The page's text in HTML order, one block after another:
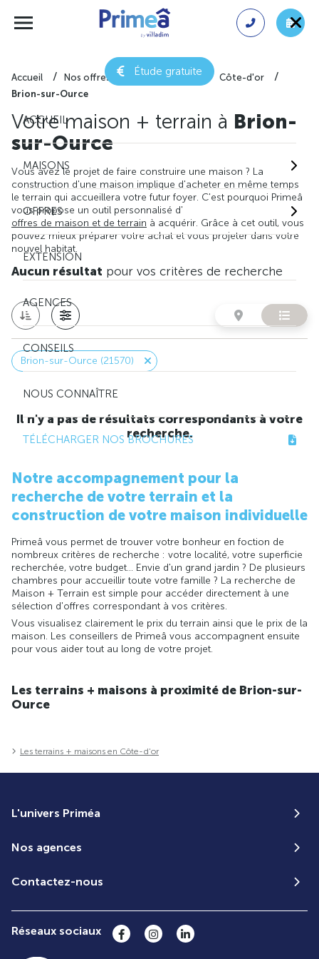
Étude gratuite
ACCUEIL
MAISONS
OFFRES
EXTENSION
AGENCES
CONSEILS
NOUS CONNAÎTRE
TÉLÉCHARGER NOS BROCHURES
Accueil Nos offres de maison + terrain
Côte-d'or
Brion-sur-Ource
Votre maison + terrain à Brion-
sur-Ource
Vous avez le projet de faire construire une maison ? La
construction d'une maison implique d'acheter en même temps
le terrain qui accueillera votre futur foyer. C'est pourquoi Primeâ
vous propose un outil personnalisé d'
offres de maison et de terrain à acquérir. Grâce à cet outil, vous
pouvez mieux préparer votre achat et vous projeter dans votre
nouvel habitat.
Aucun résultat pour vos critères de recherche
Brion-sur-Ource (21570)
Il n'y a pas de résultats correspondants à votre
recherche.
Notre accompagnement pour la
recherche de votre terrain et la
construction de votre maison individuelle
Primeâ vous permet de trouver votre bonheur en foction de
nombreux critères de recherche : votre localité, votre superficie
recherchée, votre budget... Envie d'un grand jardin ? De plusieurs
chambres pour accueillir toute votre famille ? La recherche de
Maison + Terrain est simple pour accéder directement à une
sélection d'offres correspondant à vos critères.
Vous visualisez clairement le prix du terrain ainsi que le prix de la
maison. Les conseillers de Primeâ vous accompagnent ensuite
pour vous aider tout au long de votre projet.
Les terrains + maisons à proximité de Brion-sur-
Ource
Les terrains + maisons en Côte-d'or
L'univers Priméa
Nos agences
Contactez-nous
Réseaux sociaux